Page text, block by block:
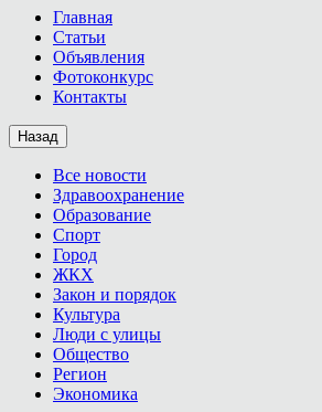
Главная
Статьи
Объявления
Фотоконкурс
Контакты
Назад
Все новости
Здравоохранение
Образование
Спорт
Город
ЖКХ
Закон и порядок
Культура
Люди с улицы
Общество
Регион
Экономика